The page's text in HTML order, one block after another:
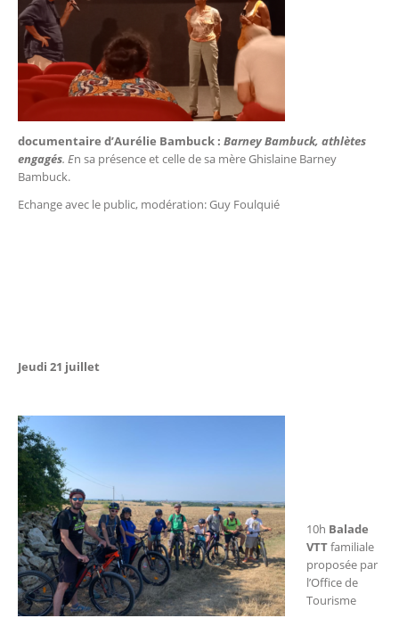
documentaire d’Aurélie Bambuck : Barney Bambuck, athlètes
engagés. En sa présence et celle de sa mère Ghislaine Barney
Bambuck.
Echange avec le public, modération: Guy Foulquié
Jeudi 21 juillet
10h Balade
VTTfamiliale
proposée par
l’Office de
Tourisme